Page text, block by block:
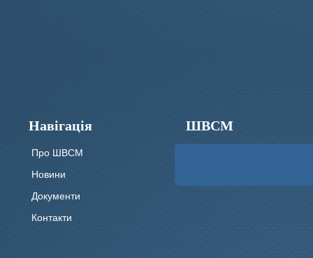
Навігація
Про ШВСМ
Новини
Документи
Контакти
ШВСМ